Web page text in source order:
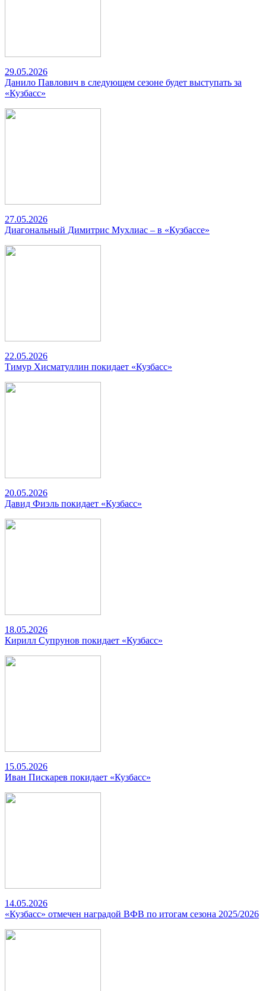
29.05.2026
Данило Павлович в следующем сезоне будет выступать за
«Кузбасс»
27.05.2026
Диагональный Димитрис Мухлиас – в «Кузбассе»
22.05.2026
Тимур Хисматуллин покидает «Кузбасс»
20.05.2026
Давид Фиэль покидает «Кузбасс»
18.05.2026
Кирилл Супрунов покидает «Кузбасс»
15.05.2026
Иван Пискарев покидает «Кузбасс»
14.05.2026
«Кузбасс» отмечен наградой ВФВ по итогам сезона 2025/2026